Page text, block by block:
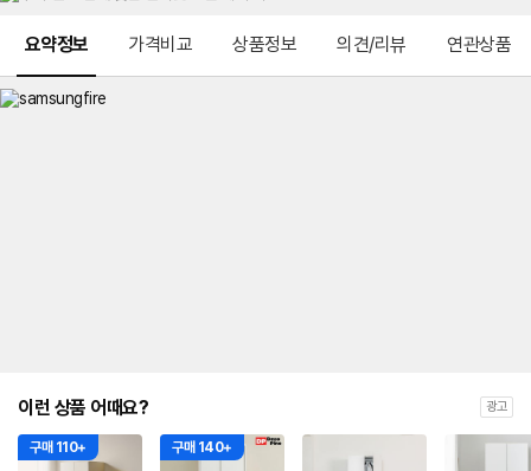
요약정보 가격비교 상품정보 의견/리뷰 연관상품
이런 상품 어때요? 광고
구매 110+ 구매 140+